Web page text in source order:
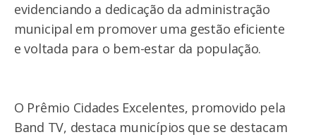
evidenciando a dedicação da administração
municipal em promover uma gestão eficiente
e voltada para o bem-estar da população.
O Prêmio Cidades Excelentes, promovido pela
Band TV, destaca municípios que se destacam